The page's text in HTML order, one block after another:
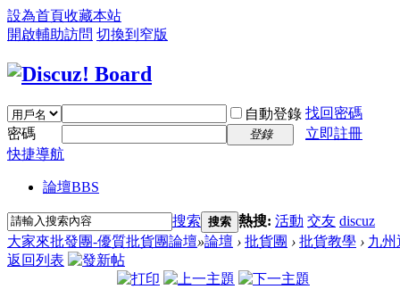
設為首頁收藏本站
開啟輔助訪問 切換到窄版
自動登錄 找回密碼
密碼
登錄
立即註冊
快捷導航
論壇BBS
搜索 搜索 熱搜: 活動 交友 discuz
大家來批發團-優質批貨團論壇»論壇 › 批貨團 › 批貨教學 › 九州
返回列表